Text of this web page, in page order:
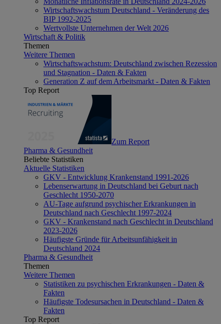
Wirtschaftswachstum Deutschland - Veränderung des
BIP 1992-2025
Wertvollste Unternehmen der Welt 2026
Wirtschaft & Politik
Themen
Weitere Themen
Wirtschaftswachstum: Deutschland zwischen Rezession
und Stagnation - Daten & Fakten
Generation Z auf dem Arbeitsmarkt - Daten & Fakten
Top Report
Zum Report
Pharma & Gesundheit
Beliebte Statistiken
Aktuelle Statistiken
GKV - Entwicklung Krankenstand 1991-2026
Lebenserwartung in Deutschland bei Geburt nach
Geschlecht 1950-2070
AU-Tage aufgrund psychischer Erkrankungen in
Deutschland nach Geschlecht 1997-2024
GKV - Krankenstand nach Geschlecht in Deutschland
2023-2026
Häufigste Gründe für Arbeitsunfähigkeit in
Deutschland 2024
Pharma & Gesundheit
Themen
Weitere Themen
Statistiken zu psychischen Erkrankungen - Daten &
Fakten
Häufigste Todesursachen in Deutschland - Daten &
Fakten
Top Report